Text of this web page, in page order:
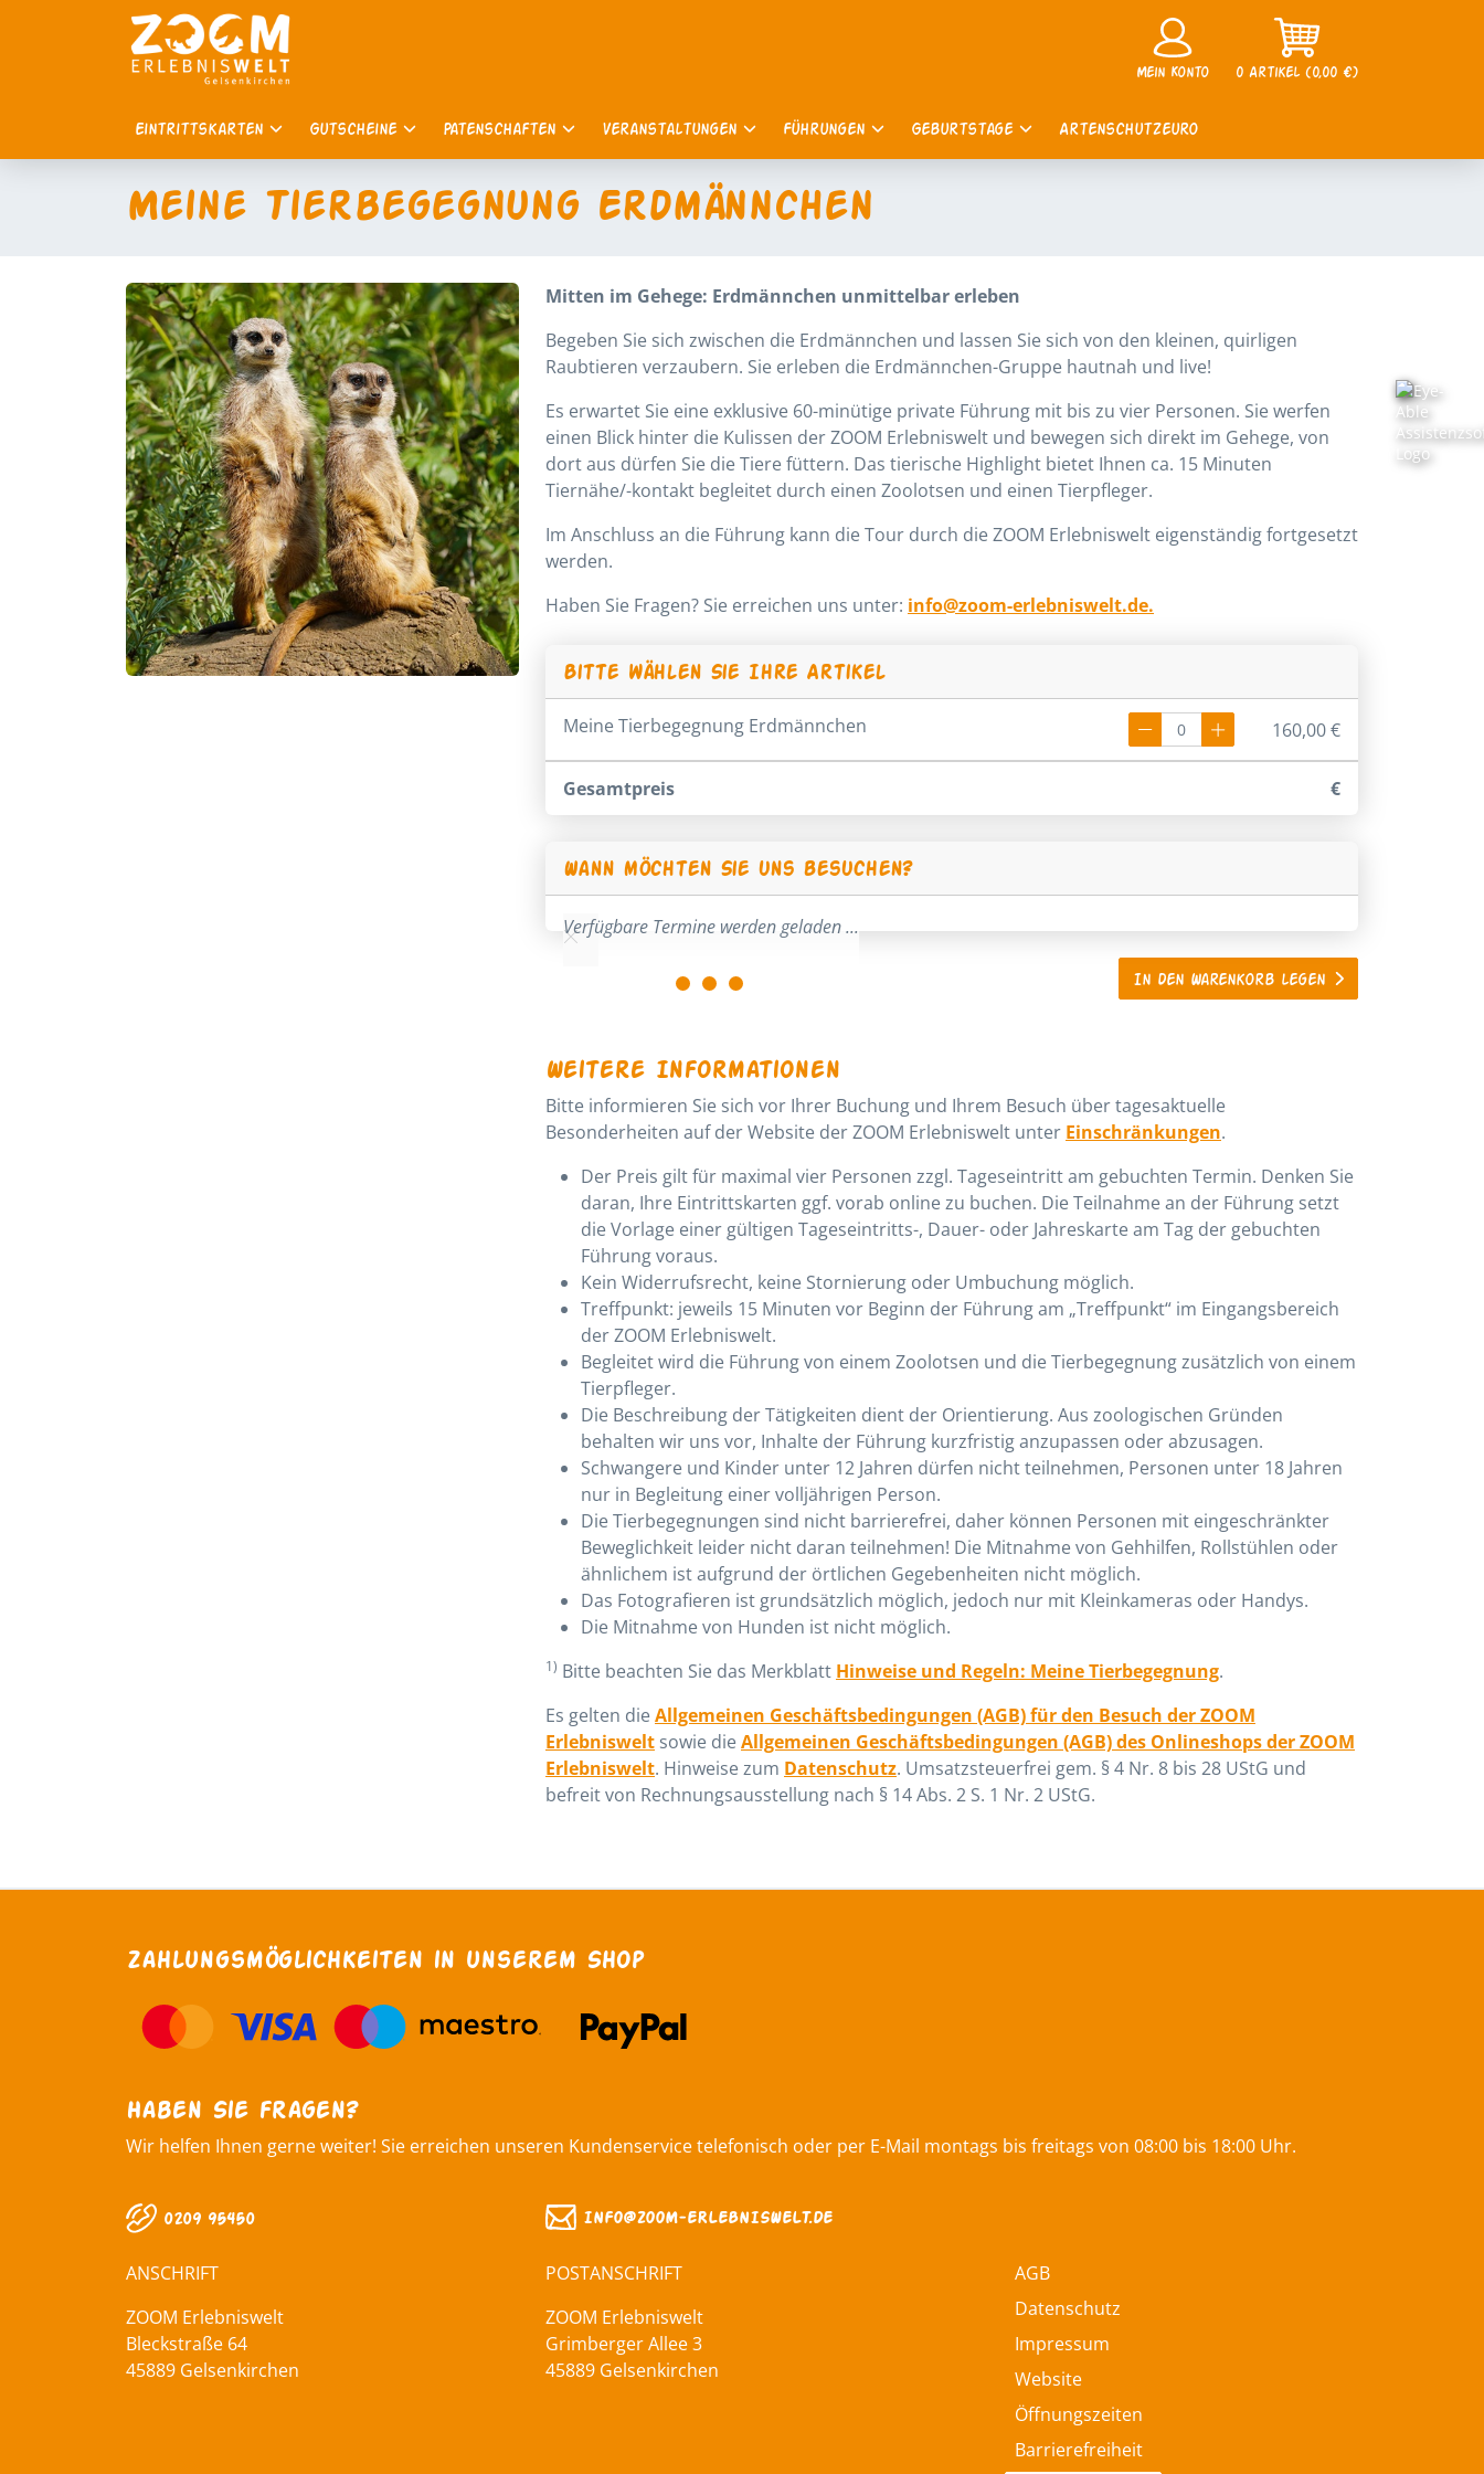
Mein Konto 0 Artikel (0,00 €)
Eintrittskarten Gutscheine Patenschaften Veranstaltungen Führungen Geburtstage Artenschutzeuro
Meine Tierbegegnung Erdmännchen
Mitten im Gehege: Erdmännchen unmittelbar erleben
Begeben Sie sich zwischen die Erdmännchen und lassen Sie sich von den kleinen, quirligen
Raubtieren verzaubern. Sie erleben die Erdmännchen-Gruppe hautnah und live!
Es erwartet Sie eine exklusive 60-minütige private Führung mit bis zu vier Personen. Sie werfen
einen Blick hinter die Kulissen der ZOOM Erlebniswelt und bewegen sich direkt im Gehege, von
dort aus dürfen Sie die Tiere füttern. Das tierische Highlight bietet Ihnen ca. 15 Minuten
Tiernähe/-kontakt begleitet durch einen Zoolotsen und einen Tierpfleger.
Im Anschluss an die Führung kann die Tour durch die ZOOM Erlebniswelt eigenständig fortgesetzt
werden.
Haben Sie Fragen? Sie erreichen uns unter: info@zoom-erlebniswelt.de.
Bitte wählen Sie Ihre Artikel
Meine Tierbegegnung Erdmännchen 160,00 €
Gesamtpreis €
Wann möchten Sie uns besuchen?
Verfügbare Termine werden geladen ...
In den Warenkorb legen
Weitere Informationen
Bitte informieren Sie sich vor Ihrer Buchung und Ihrem Besuch über tagesaktuelle
Besonderheiten auf der Website der ZOOM Erlebniswelt unter Einschränkungen.
Der Preis gilt für maximal vier Personen zzgl. Tageseintritt am gebuchten Termin. Denken Sie
daran, Ihre Eintrittskarten ggf. vorab online zu buchen. Die Teilnahme an der Führung setzt
die Vorlage einer gültigen Tageseintritts-, Dauer- oder Jahreskarte am Tag der gebuchten
Führung voraus.
Kein Widerrufsrecht, keine Stornierung oder Umbuchung möglich.
Treffpunkt: jeweils 15 Minuten vor Beginn der Führung am „Treffpunkt“ im Eingangsbereich
der ZOOM Erlebniswelt.
Begleitet wird die Führung von einem Zoolotsen und die Tierbegegnung zusätzlich von einem
Tierpfleger.
Die Beschreibung der Tätigkeiten dient der Orientierung. Aus zoologischen Gründen
behalten wir uns vor, Inhalte der Führung kurzfristig anzupassen oder abzusagen.
Schwangere und Kinder unter 12 Jahren dürfen nicht teilnehmen, Personen unter 18 Jahren
nur in Begleitung einer volljährigen Person.
Die Tierbegegnungen sind nicht barrierefrei, daher können Personen mit eingeschränkter
Beweglichkeit leider nicht daran teilnehmen! Die Mitnahme von Gehhilfen, Rollstühlen oder
ähnlichem ist aufgrund der örtlichen Gegebenheiten nicht möglich.
Das Fotografieren ist grundsätzlich möglich, jedoch nur mit Kleinkameras oder Handys.
Die Mitnahme von Hunden ist nicht möglich.
1) Bitte beachten Sie das Merkblatt Hinweise und Regeln: Meine Tierbegegnung.
Es gelten dieAllgemeinen Geschäftsbedingungen (AGB) für den Besuch der ZOOM
Erlebniswelt sowie dieAllgemeinen Geschäftsbedingungen (AGB) des Onlineshops der ZOOM
Erlebniswelt. Hinweise zum Datenschutz. Umsatzsteuerfrei gem. § 4 Nr. 8 bis 28 UStG und
befreit von Rechnungsausstellung nach § 14 Abs. 2 S. 1 Nr. 2 UStG.
Zahlungsmöglichkeiten in unserem Shop
Haben Sie fragen?
Wir helfen Ihnen gerne weiter! Sie erreichen unseren Kundenservice telefonisch oder per E-Mail montags bis freitags von 08:00 bis 18:00 Uhr.
0209 95450 INFO@ZOOM‑ERLEBNISWELT.DE
ANSCHRIFT
ZOOM Erlebniswelt
Bleckstraße 64
45889 Gelsenkirchen
POSTANSCHRIFT
ZOOM Erlebniswelt
Grimberger Allee 3
45889 Gelsenkirchen
AGB
Datenschutz
Impressum
Website
Öffnungszeiten
Barrierefreiheit